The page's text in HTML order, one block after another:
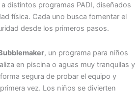
distintos programas PADI, diseñados
física. Cada uno busca fomentar el
desde los primeros pasos.
, un programa para niños
en piscina o aguas muy tranquilas y
segura de probar el equipo y
vez. Los niños se divierten